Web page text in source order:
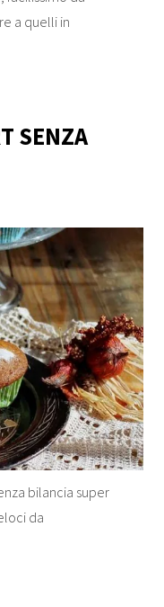
a quelli in
SENZA
bilancia super
da